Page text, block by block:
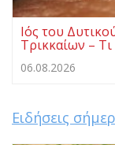
Ιός του
Τρικκαίων –
06.08.2026
Ειδήσεις